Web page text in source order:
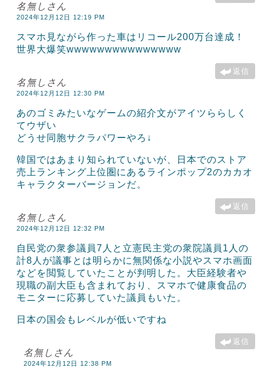
名無しさん
2024年12月12日 12:19 PM
スマホ見ながら作った車はリコール200万台達成！
世界大爆笑wwwwwwwwwwwwwww
返信
名無しさん
2024年12月12日 12:30 PM
あのゴミみたいなゲームの紹介文がアイツららしく
てウザい
どうせ同胞サクラパワーやろ↓
韓国ではあまり知られていないが、日本でのストア
売上ランキング上位圏にあるラインポップ2のカカオ
キャラクターバージョンだ。
返信
名無しさん
2024年12月12日 12:32 PM
自民党の衆参議員7人と立憲民主党の衆院議員1人の
計8人が議事とは明らかに無関係な小説やスマホ画面
などを閲覧していたことが判明した。大臣経験者や
現職の副大臣も含まれており、スマホで健康食品の
モニターに応募していた議員もいた。
日本の国会もレベルが低いですね
返信
名無しさん
2024年12月12日 12:38 PM